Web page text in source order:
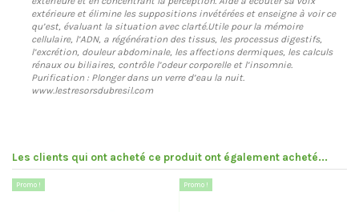
extérieure et élimine les suppositions invétérées et enseigne à voir ce
qu’est, évaluant la situation avec clarté.Utile pour la mémoire
cellulaire, l’ADN, a régénération des tissus, les processus digestifs,
l’excrétion, douleur abdominale, les affections dermiques, les calculs
rénaux ou biliaires, contrôle l’odeur corporelle et l’insomnie.
Purification : Plonger dans un verre d’eau la nuit.
www.lestresorsdubresil.com
Les clients qui ont acheté ce produit ont également acheté...
Promo ! Promo !